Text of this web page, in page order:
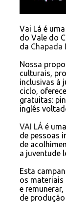
Vai Lá é
do Vale do
da Chapada
Nossa
culturais,
inclusivas à
ciclo,
gratuitas:
inglês
VAI LÁ é
de pessoas
de
a juventude
Esta
os materiais
e
de